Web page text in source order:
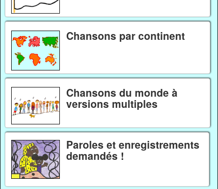
Chansons par continent
Chansons du monde à
versions multiples
Paroles et enregistrements
demandés !